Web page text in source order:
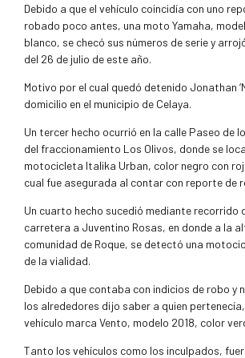
Debido a que el vehículo coincidía con uno
robado poco antes, una moto Yamaha,
blanco, se checó sus números de serie y
del 26 de julio de este año.
Motivo por el cual quedó detenido Jonathan
domicilio en el municipio de Celaya.
Un tercer hecho ocurrió en la calle Paseo de
del fraccionamiento Los Olivos, donde se
motocicleta Italika Urban, color negro con
cual fue asegurada al contar con reporte de
Un cuarto hecho sucedió mediante recorrido
carretera a Juventino Rosas, en donde a la
comunidad de Roque, se detectó una
de la vialidad.
Debido a que contaba con indicios de robo y
los alrededores dijo saber a quien
vehículo marca Vento, modelo 2018, color
Tanto los vehículos como los inculpados,